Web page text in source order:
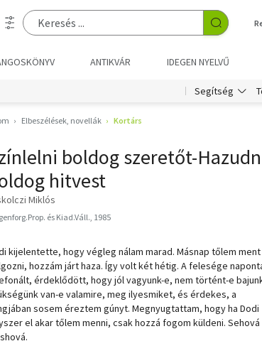
ANTIKVÁR IDEGEN NYELVŰ
Segítség
Elbeszélések, novellák Kortárs
boldog szeretőt-
hitvest
Miklós
és Kiad.Váll., 1985
kijelentette, hogy végleg nálam marad. Másnap tőlem ment
hozzám járt haza. Így volt két hétig. A felesége
érdeklődött, hogy jól vagyunk-e, nem történt-e
van-e valamire, meg ilyesmiket, és érdekes, a
sosem éreztem gúnyt. Megnyugtattam, hogy ha Dodi
el akar tőlem menni, csak hozzá fogom küldeni. Sehová